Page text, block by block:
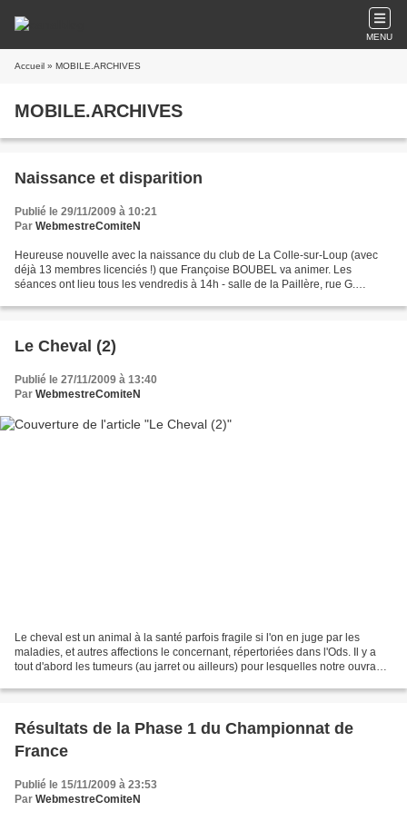
MENU
Accueil » MOBILE.ARCHIVES
MOBILE.ARCHIVES
Naissance et disparition
Publié le 29/11/2009 à 10:21
Par WebmestreComiteN
Heureuse nouvelle avec la naissance du club de La Colle-sur-Loup (avec
déjà 13 membres licenciés !) que Françoise BOUBEL va animer. Les
séances ont lieu tous les vendredis à 14h - salle de la Paillère, rue G.
Le Cheval (2)
Publié le 27/11/2009 à 13:40
Par WebmestreComiteN
Le cheval est un animal à la santé parfois fragile si l'on en juge par les
maladies, et autres affections le concernant, répertoriées dans l'Ods. Il y a
tout d'abord les tumeurs (au jarret ou ailleurs) pour lesquelles notre ouvrage
Résultats de la Phase 1 du Championnat de
France
Publié le 15/11/2009 à 23:53
Par WebmestreComiteN